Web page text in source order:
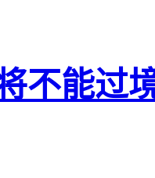
不能过